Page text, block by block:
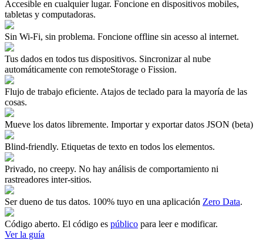
Accesible en cualquier lugar. Foncione en dispositivos mobiles,
tabletas y computadoras.
Sin Wi-Fi, sin problema. Foncione offline sin acesso al internet.
Tus dados en todos tus dispositivos. Sincronizar al nube
automáticamente con remoteStorage o Fission.
Flujo de trabajo eficiente. Atajos de teclado para la mayoría de las
cosas.
Mueve los datos libremente. Importar y exportar datos JSON (beta)
Blind-friendly. Etiquetas de texto en todos los elementos.
Privado, no creepy. No hay análisis de comportamiento ni
rastreadores inter-sitios.
Ser dueno de tus datos. 100% tuyo en una aplicación Zero Data.
Código aberto. El código es público para leer e modificar.
Ver la guía